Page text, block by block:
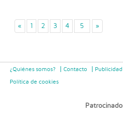
« 1 2 3 4 5 »
¿Quiénes somos? Contacto Publicidad
Política de cookies